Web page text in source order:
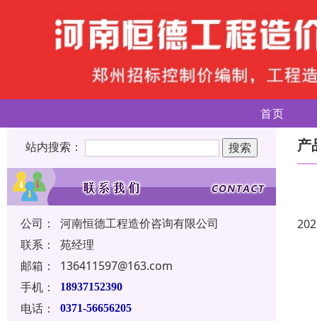
首页
站内搜索：
公司：
河南恒德工程造价咨询有限公司
联系：
苑经理
邮箱：
136411597@163.com
手机：
18937152390
电话： 0371-56656205
产